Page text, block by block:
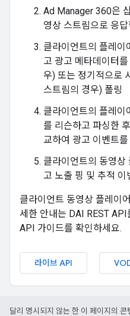
Ad Manager 360은
영상 스트림으로 응답
클라이언트의 플레이
고 광고 메타데이터
우) 또는 정기적으로
스트림의 경우) 폴링
클라이언트의 플레이
를 리슨하고 파싱한
교하여 광고 이벤트
클라이언트의 동영상
고 노출 핑 및 추적 이
클라이언트 동영상 플레이
세한 안내는 DAI REST
API 가이드를 확인하세요.
라이브 API
달리 명시되지 않는 한 이 페이지의 콘